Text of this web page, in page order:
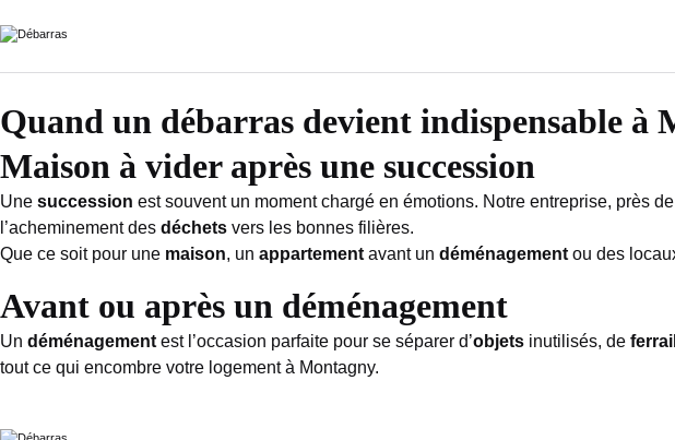
Quand un débarras devient indispensable à
Maison à vider après une succession
Une succession est souvent un moment chargé en émotions. Notre entreprise, près
l’acheminement des déchets vers les bonnes filières.
Que ce soit pour une maison, un appartement avant un déménagement ou des
Avant ou après un déménagement
Un déménagement est l’occasion parfaite pour se séparer d’objets inutilisés, de
tout ce qui encombre votre logement à Montagny.